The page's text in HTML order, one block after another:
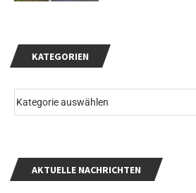
KATEGORIEN
AKTUELLE NACHRICHTEN